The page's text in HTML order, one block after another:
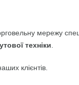
мережу
техніки
клієнтів.